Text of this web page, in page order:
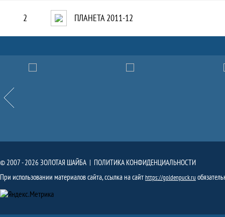
2 ПЛАНЕТА 2011-12
Назад
Партнёры
© 2007 - 2026 ЗОЛОТАЯ ШАЙБА | ПОЛИТИКА КОНФИДЕНЦИАЛЬНОСТИ
При использовании материалов сайта, ссылка на сайтhttps://goldenpuck.ru